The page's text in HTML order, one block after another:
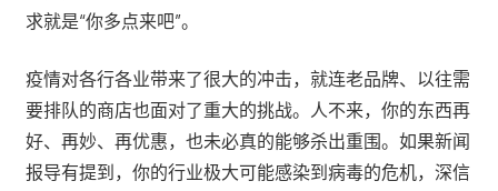
求就是“你多点来吧”。
疫情对各行各业带来了很大的冲击，就连老品牌、以往需
要排队的商店也面对了重大的挑战。人不来，你的东西再
好、再妙、再优惠，也未必真的能够杀出重围。如果新闻
报导有提到，你的行业极大可能感染到病毒的危机，深信